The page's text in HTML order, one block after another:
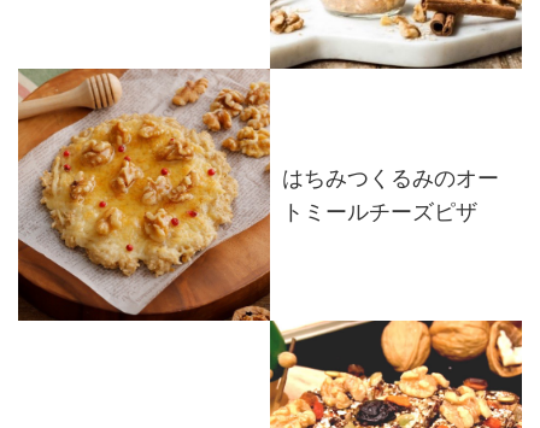
はちみつくるみのオー
トミールチーズピザ